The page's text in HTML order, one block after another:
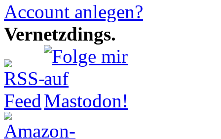
Account anlegen?
Vernetzdings.